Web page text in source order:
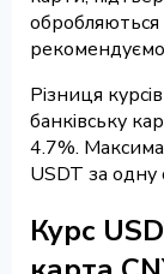
Різниця
банківську
4.7%.
USDT за одну
Курс